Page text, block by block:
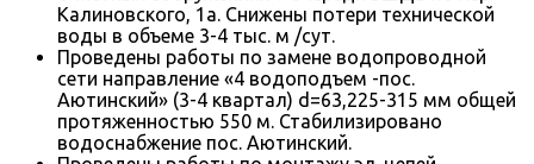
Калиновского, 1а. Снижены потери технической
воды в объеме 3-4 тыс. м /сут.
Проведены работы по замене водопроводной
сети направление «4 водоподъем -пос.
Аютинский» (3-4 квартал) d=63,225-315 мм общей
протяженностью 550 м. Стабилизировано
водоснабжение пос. Аютинский.